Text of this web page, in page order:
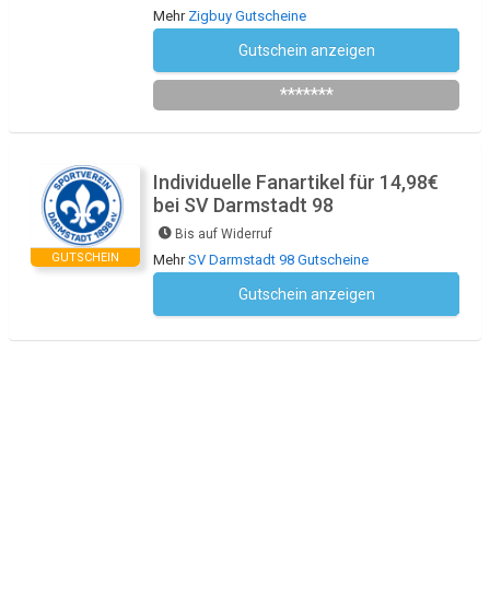
Mehr Zigbuy Gutscheine
Gutschein anzeigen
*******
GUTSCHEIN
Individuelle Fanartikel für 14,98€
bei SV Darmstadt 98
Bis auf Widerruf
MehrSV Darmstadt 98 Gutscheine
Gutschein anzeigen